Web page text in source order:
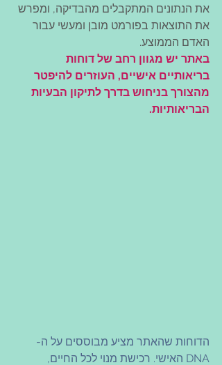
את הנתונים המתקבלים מהבדיקה, ומפרש
את התוצאות בפורמט מובן ומעשי עבור
האדם הממוצע.
באתר יש מגוון רחב של דוחות
בריאותיים אישיים, העוזרים להיפטר
מהצורך בניחוש בדרך לתיקון הבעיות
הבריאותיות.
הדוחות שהאתר מציע מבוססים על ה-
DNA האישי. רכישת מנוי לכל החיים,